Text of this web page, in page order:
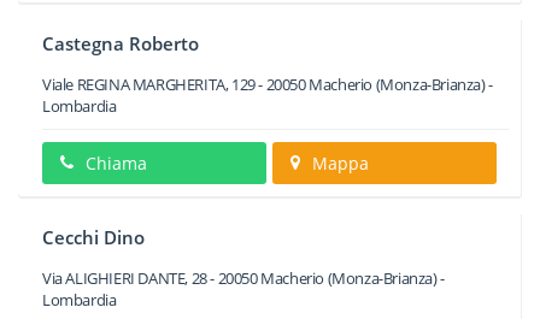
Castegna Roberto
Viale REGINA MARGHERITA, 129-20050Macherio (Monza-Brianza) -
Lombardia
Chiama Mappa
Cecchi Dino
Via ALIGHIERI DANTE, 28-20050Macherio (Monza-Brianza) -
Lombardia